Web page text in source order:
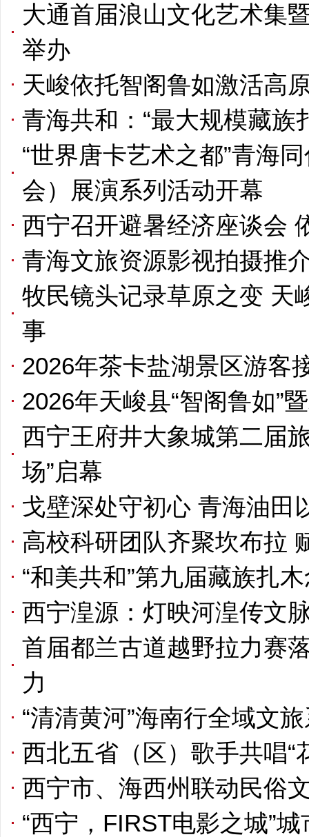
大通首届浪山文化艺术集
举办
天峻依托智阁鲁如激活高
青海共和：“最大规模藏族
“世界唐卡艺术之都”青海
会）展演系列活动开幕
西宁召开避暑经济座谈会
青海文旅资源影视拍摄推
牧民镜头记录草原之变 天
事
2026年茶卡盐湖景区游客
2026年天峻县“智阁鲁如”
西宁王府井大象城第二届
场”启幕
戈壁深处守初心 青海油田
高校科研团队齐聚坎布拉
“和美共和”第九届藏族扎
西宁湟源：灯映河湟传文
首届都兰古道越野拉力赛
力
“清清黄河”海南行全域文
西北五省（区）歌手共唱“
西宁市、海西州联动民俗
“西宁，FIRST电影之城”